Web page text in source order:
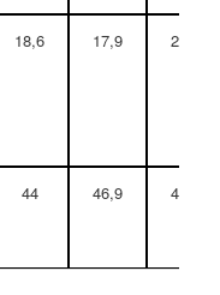
18,6 17,9 20,1
44 46,9 48,6